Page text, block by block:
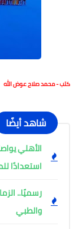
كتب - محمد صلاح عوض الله
شاهد أيضًا
الأهلي
استعدادًا
رسميًا..
والطبي